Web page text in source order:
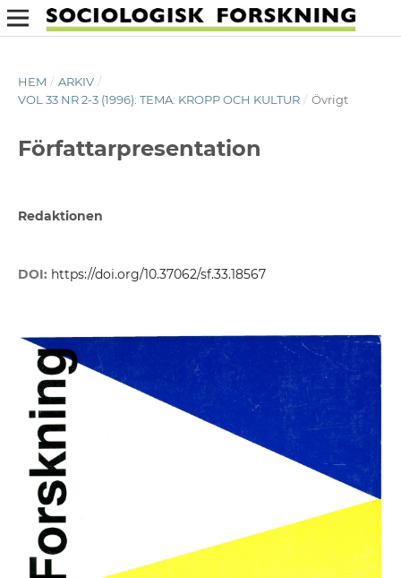
HEM / ARKIV /
VOL 33 NR 2-3 (1996): TEMA: KROPP OCH KULTUR / Övrigt
Författarpresentation
Redaktionen
DOI: https://doi.org/10.37062/sf.33.18567